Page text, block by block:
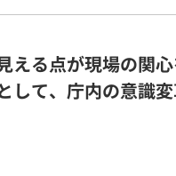
える点が現場の関
して、庁内の意識